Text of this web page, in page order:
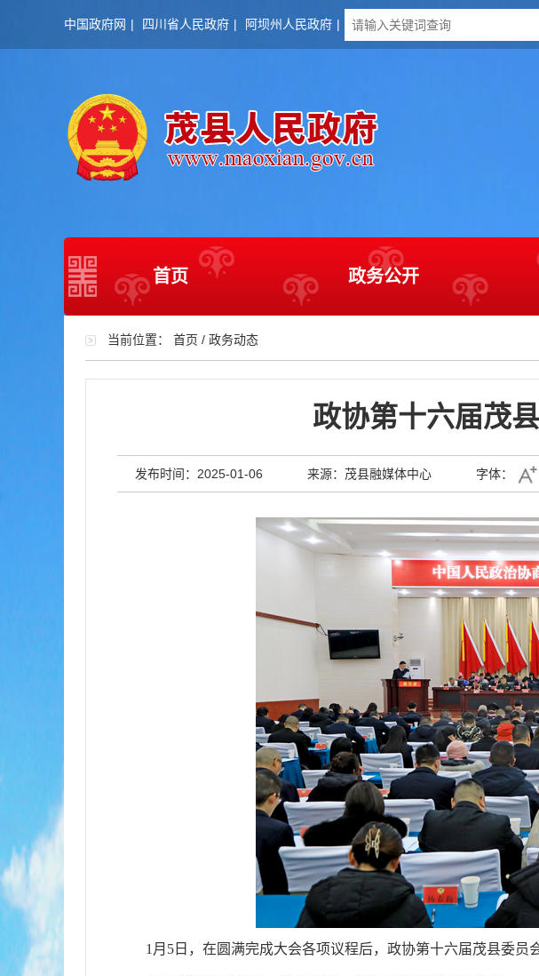
中国政府网 | 四川省人民政府 | 阿坝州人民政府 |
首页 政务公开
当前位置： 首页 / 政务动态
政协第十六届茂
发布时间：2025-01-06 来源：茂县融媒体中心 字体：
1月5日，在圆满完成大会各项议程后，政协第十六届茂县委员